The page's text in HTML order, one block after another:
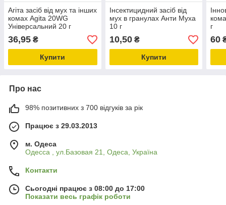
Агіта засіб від мух та інших
комах Agita 20WG
Універсальний 20 г
36,95 ₴
Купити
Інсектицидний засіб від
мух в гранулах Анти Муха
10 г
10,50₴
Купити
г
60
Про нас
98% позитивних з 700 відгуків за рік
Працює з 29.03.2013
м. Одеса
Одесса , ул.Базовая 21, Одеса, Україна
Контакти
Сьогодні працює з 08:00 до 17:00
Показати весь графік роботи